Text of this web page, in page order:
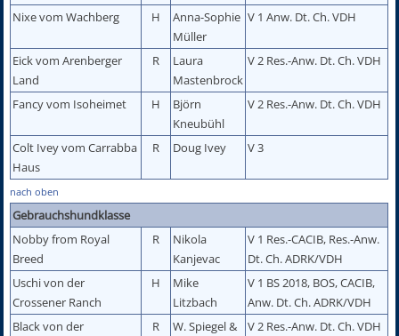
Nixe vom Wachberg
H
Anna-Sophie
Müller
V 1 Anw. Dt. Ch. VDH
Eick vom Arenberger
Land
R
Laura
Mastenbrock
V 2 Res.-Anw. Dt. Ch. VDH
Fancy vom Isoheimet H
Björn
Kneubühl
V 2 Res.-Anw. Dt. Ch. VDH
Colt Ivey vom Carrabba
Haus
R Doug Ivey V 3
nach oben
Gebrauchshundklasse
Nobby from Royal
Breed
R
Nikola
Kanjevac
V 1 Res.-CACIB, Res.-Anw.
Dt. Ch. ADRK/VDH
Uschi von der
Crossener Ranch
H
Mike
Litzbach
V 1 BS 2018, BOS, CACIB,
Anw. Dt. Ch. ADRK/VDH
Black von der
R
W. Spiegel &
V 2 Res.-Anw. Dt. Ch. VDH